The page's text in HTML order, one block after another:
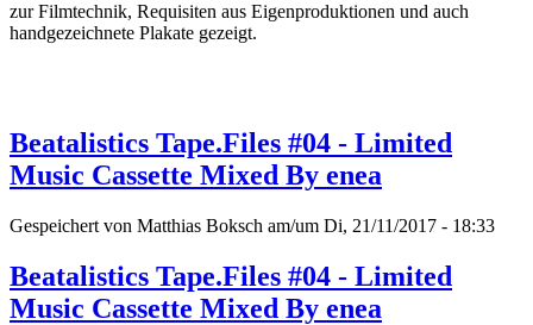
zur Filmtechnik, Requisiten aus Eigenproduktionen und auch
handgezeichnete Plakate gezeigt.
Beatalistics Tape.Files #04 - Limited
Music Cassette Mixed By enea
Gespeichert von Matthias Boksch am/um Di, 21/11/2017 - 18:33
Beatalistics Tape.Files #04 - Limited
Music Cassette Mixed By enea